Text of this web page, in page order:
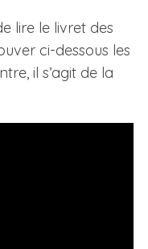
lire le livret des
ci-dessous les
il s’agit de la